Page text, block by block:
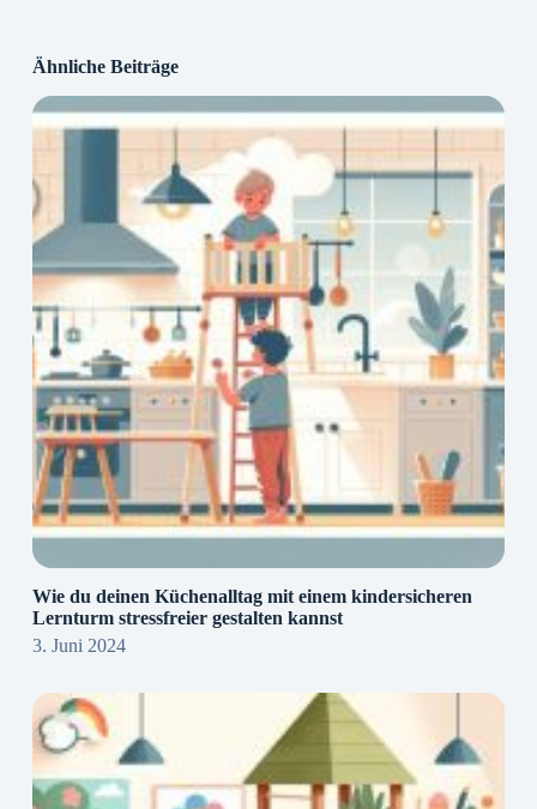
Ähnliche Beiträge
Wie du deinen Küchenalltag mit einem kindersicheren
Lernturm stressfreier gestalten kannst
3. Juni 2024